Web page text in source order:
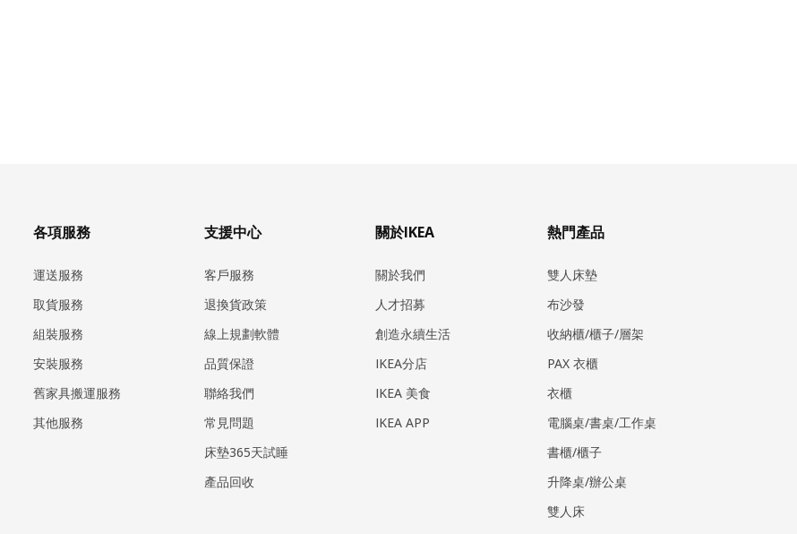
各項服務
運送服務
取貨服務
組裝服務
安裝服務
​舊家具搬運服務
其他服務
支援中心
客戶服務
退換貨政策
線上規劃軟體
品質保證
聯絡我們
常見問題
床墊365天試睡
產品回收
關於IKEA
關於我們
人才招募
創造永續生活
IKEA分店
IKEA 美食
IKEA APP
熱門產品
雙人床墊
布沙發
收納櫃/櫃子/層架
PAX 衣櫃
衣櫃
電腦桌/書桌/工作桌
書櫃/櫃子
升降桌/辦公桌
雙人床